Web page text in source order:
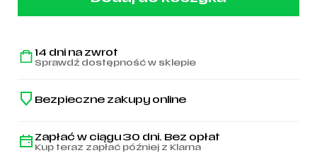
25
Legia
IW0452
14 dni na zwrot
Sprawdź dostępność w sklepie
Bezpieczne zakupy online
Zapłać w ciągu 30 dni. Bez opłat
Kup teraz zapłać później z Klarna